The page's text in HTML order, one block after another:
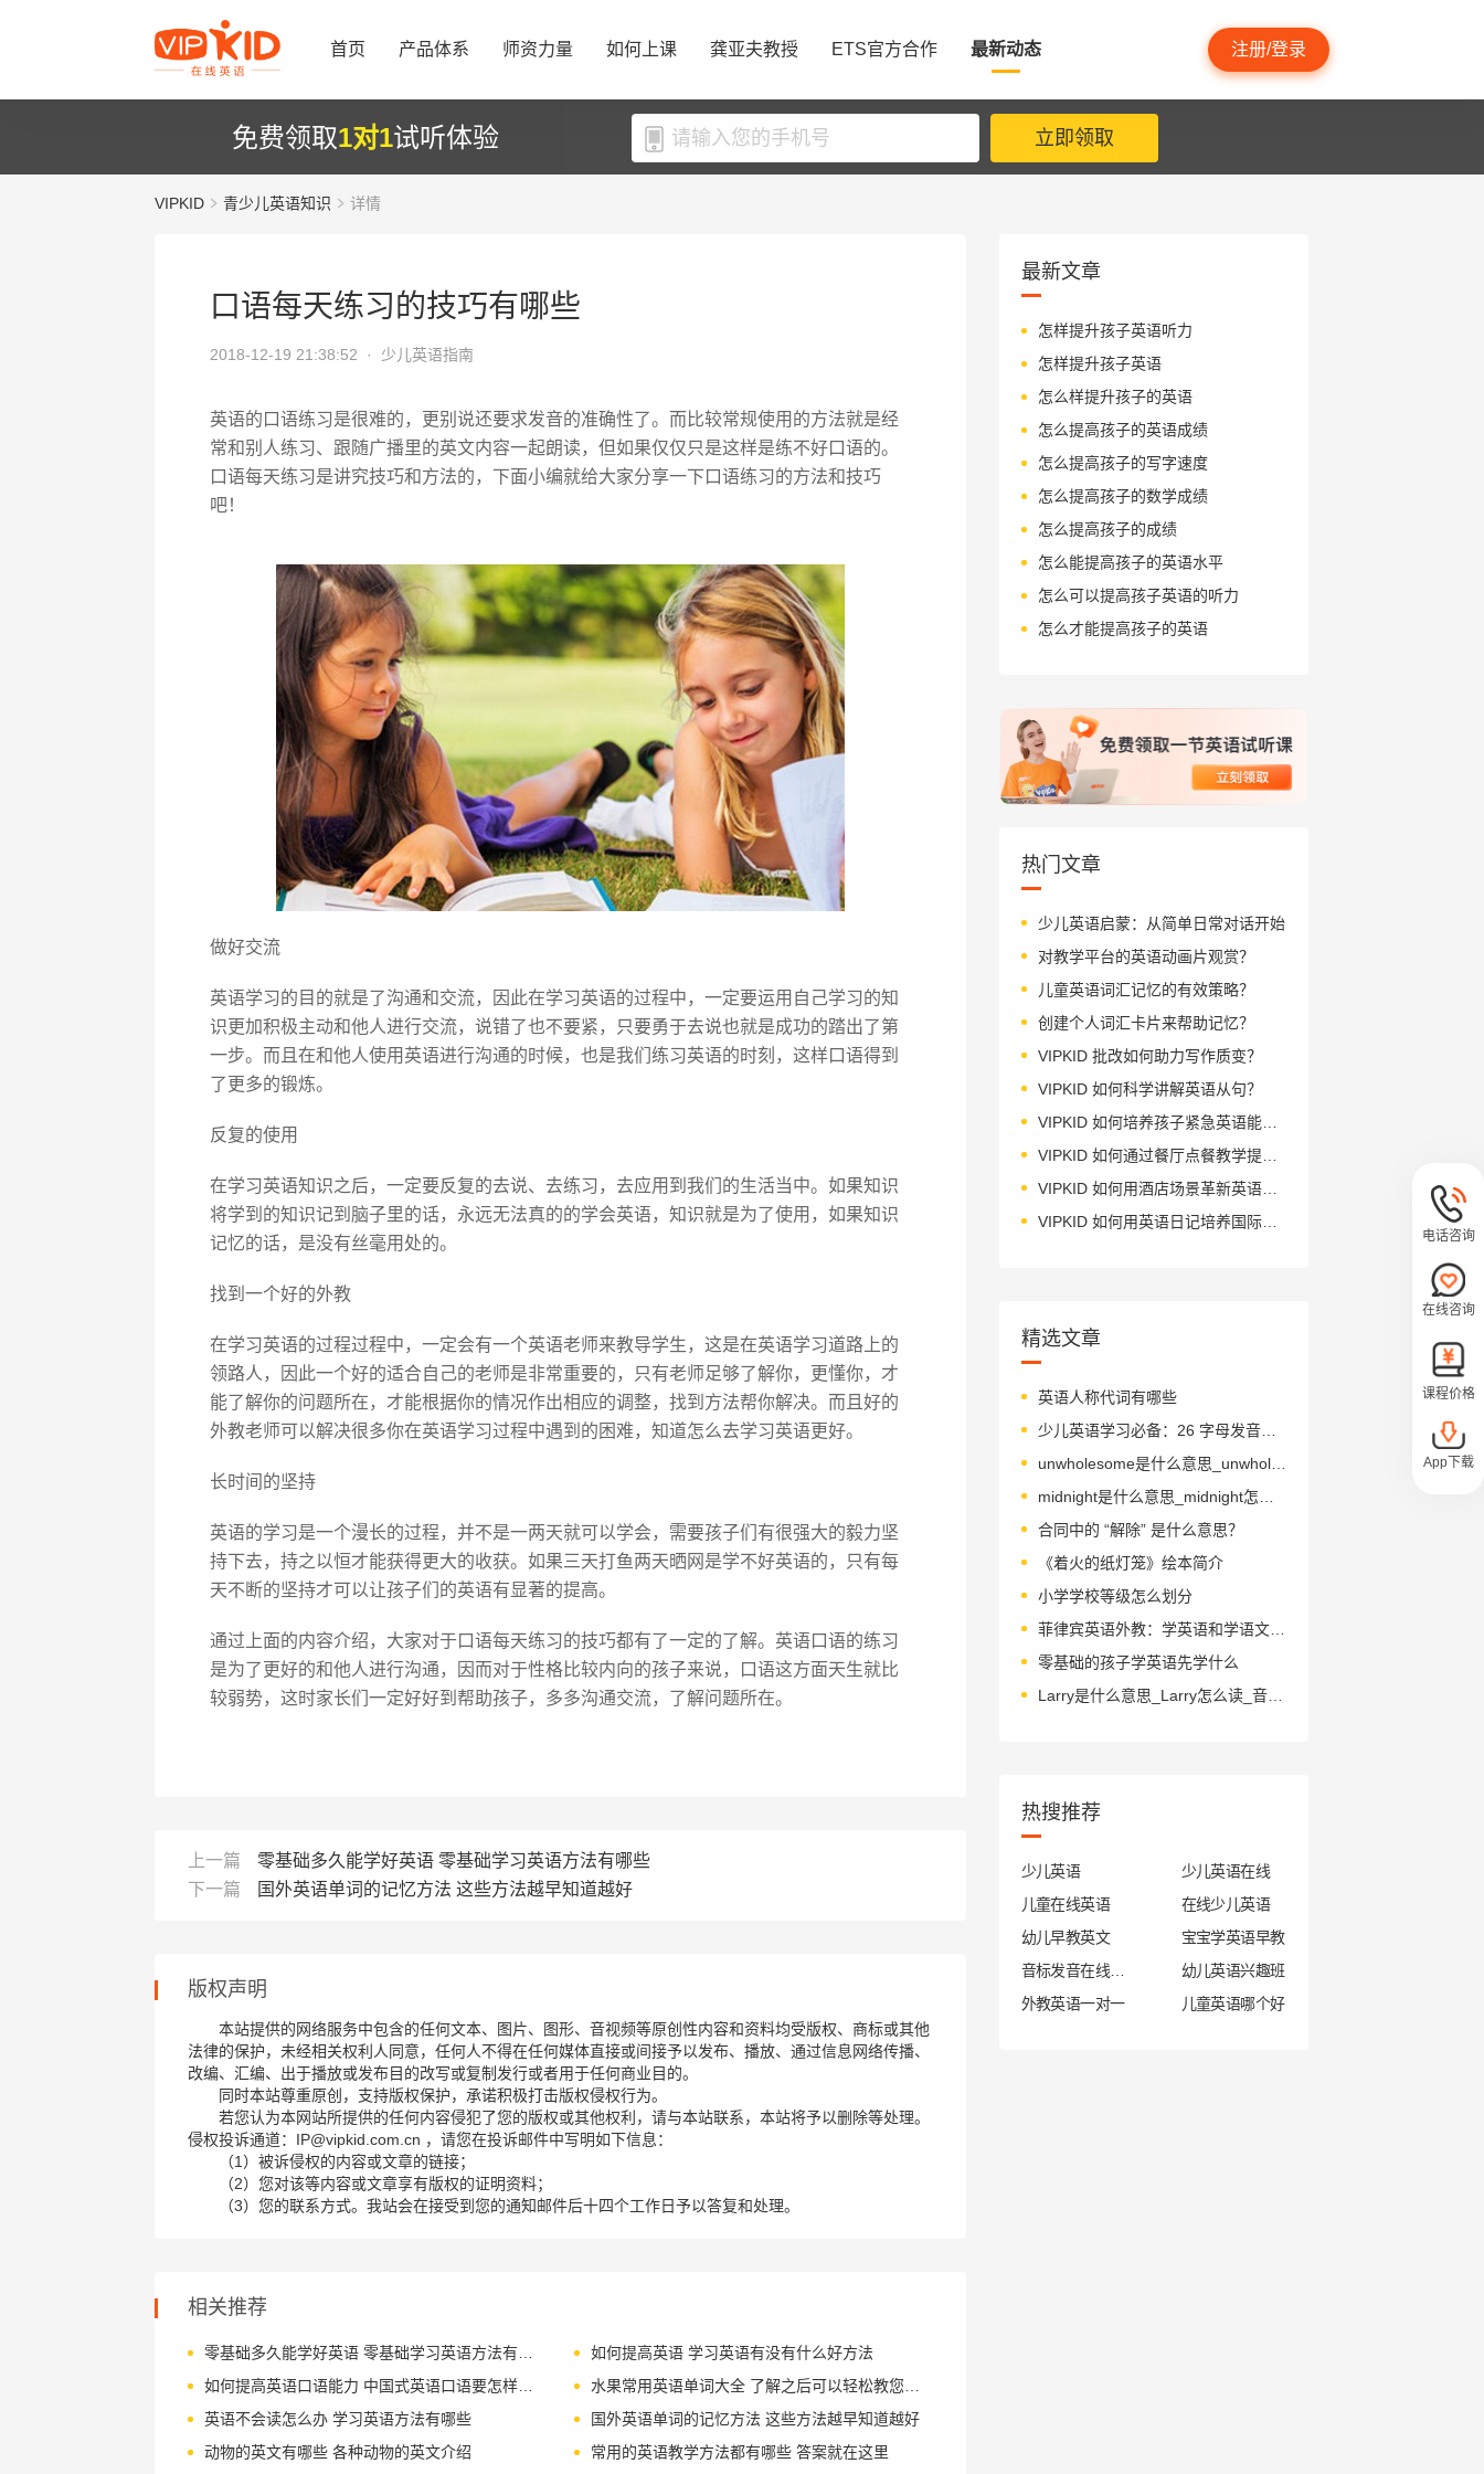
首页 产品体系 师资力量 如何上课 龚亚夫教授 ETS官方合作 最新动态 注册/登录
免费领取1对1试听体验 立即领取
VIPKID 青少儿英语知识 详情
口语每天练习的技巧有哪些
2018-12-19 21:38:52 · 少儿英语指南
英语的口语练习是很难的，更别说还要求发音的准确性了。而比较常规使用的方法就是经
常和别人练习、跟随广播里的英文内容一起朗读，但如果仅仅只是这样是练不好口语的。
口语每天练习是讲究技巧和方法的，下面小编就给大家分享一下口语练习的方法和技巧
吧！
做好交流
英语学习的目的就是了沟通和交流，因此在学习英语的过程中，一定要运用自己学习的知
识更加积极主动和他人进行交流，说错了也不要紧，只要勇于去说也就是成功的踏出了第
一步。而且在和他人使用英语进行沟通的时候，也是我们练习英语的时刻，这样口语得到
了更多的锻炼。
反复的使用
在学习英语知识之后，一定要反复的去说、去练习，去应用到我们的生活当中。如果知识
将学到的知识记到脑子里的话，永远无法真的的学会英语，知识就是为了使用，如果知识
记忆的话，是没有丝毫用处的。
找到一个好的外教
在学习英语的过程过程中，一定会有一个英语老师来教导学生，这是在英语学习道路上的
领路人，因此一个好的适合自己的老师是非常重要的，只有老师足够了解你，更懂你，才
能了解你的问题所在，才能根据你的情况作出相应的调整，找到方法帮你解决。而且好的
外教老师可以解决很多你在英语学习过程中遇到的困难，知道怎么去学习英语更好。
长时间的坚持
英语的学习是一个漫长的过程，并不是一两天就可以学会，需要孩子们有很强大的毅力坚
持下去，持之以恒才能获得更大的收获。如果三天打鱼两天晒网是学不好英语的，只有每
天不断的坚持才可以让孩子们的英语有显著的提高。
通过上面的内容介绍，大家对于口语每天练习的技巧都有了一定的了解。英语口语的练习
是为了更好的和他人进行沟通，因而对于性格比较内向的孩子来说，口语这方面天生就比
较弱势，这时家长们一定好好到帮助孩子，多多沟通交流，了解问题所在。
上一篇
零基础多久能学好英语 零基础学习英语方法有哪些
下一篇
国外英语单词的记忆方法 这些方法越早知道越好
版权声明
本站提供的网络服务中包含的任何文本、图片、图形、音视频等原创性内容和资料均受版权、商标或其他
法律的保护，未经相关权利人同意，任何人不得在任何媒体直接或间接予以发布、播放、通过信息网络传播、
改编、汇编、出于播放或发布目的改写或复制发行或者用于任何商业目的。
同时本站尊重原创，支持版权保护，承诺积极打击版权侵权行为。
若您认为本网站所提供的任何内容侵犯了您的版权或其他权利，请与本站联系，本站将予以删除等处理。
侵权投诉通道：IP@vipkid.com.cn ，请您在投诉邮件中写明如下信息：
（1）被诉侵权的内容或文章的链接；
（2）您对该等内容或文章享有版权的证明资料；
（3）您的联系方式。我站会在接受到您的通知邮件后十四个工作日予以答复和处理。
相关推荐
零基础多久能学好英语 零基础学习英语方法有哪些
如何提高英语 学习英语有没有什么好方法
如何提高英语口语能力 中国式英语口语要怎样杜绝
英语不会读怎么办 学习英语方法有哪些
国外英语单词的记忆方法 这些方法越早知道越好
动物的英文有哪些 各种动物的英文介绍
常用的英语教学方法都有哪些 答案就在这里
最新文章
怎样提升孩子英语听力
怎样提升孩子英语
怎么样提升孩子的英语
怎么提高孩子的英语成绩
怎么提高孩子的写字速度
怎么提高孩子的数学成绩
怎么提高孩子的成绩
怎么能提高孩子的英语水平
怎么可以提高孩子英语的听力
怎么才能提高孩子的英语
热门文章
少儿英语启蒙：从简单日常对话开始
对教学平台的英语动画片观赏？
儿童英语词汇记忆的有效策略？
创建个人词汇卡片来帮助记忆？
VIPKID 批改如何助力写作质变？
VIPKID 如何科学讲解英语从句？
VIPKID 如何培养孩子紧急英语能力？
VIPKID 如何通过餐厅点餐教学提升少儿英语应用能力？
VIPKID 如何用酒店场景革新英语教学？
VIPKID 如何用英语日记培养国际化人才？
精选文章
英语人称代词有哪些
少儿英语学习必备：26 字母发音宝典
unwholesome是什么意思_unwholesome怎么读_音标ˌʌnˈhəʊlsəm
合同中的 “解除” 是什么意思？
《着火的纸灯笼》绘本简介
小学学校等级怎么划分
菲律宾英语外教：学英语和学语文区别在哪呢？
零基础的孩子学英语先学什么
Larry是什么意思_Larry怎么读_音标'lærɪ
热搜推荐
少儿英语
少儿英语在线
儿童在线英语
在线少儿英语
幼儿早教英文
宝宝学英语早教
幼儿英语兴趣班
外教英语一对一
儿童英语哪个好
电话咨询
在线咨询
课程价格
App下载